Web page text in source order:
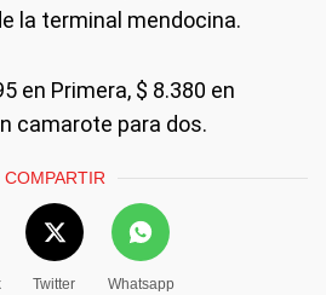
la terminal mendocina.
en Primera, $ 8.380 en
camarote para dos.
COMPARTIR
Twitter Whatsapp